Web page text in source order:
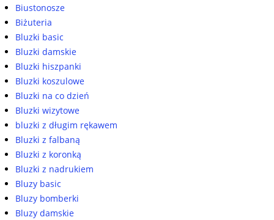
Biustonosze
Biżuteria
Bluzki basic
Bluzki damskie
Bluzki hiszpanki
Bluzki koszulowe
Bluzki na co dzień
Bluzki wizytowe
bluzki z długim rękawem
Bluzki z falbaną
Bluzki z koronką
Bluzki z nadrukiem
Bluzy basic
Bluzy bomberki
Bluzy damskie